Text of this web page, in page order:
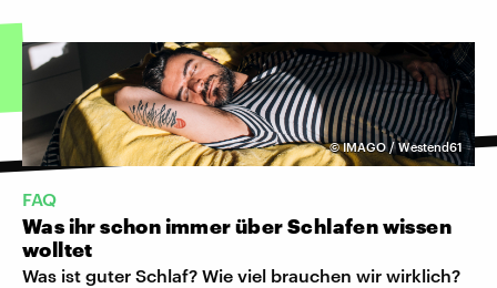
©IMAGO / Westend61
FAQ
Was ihr schon immer über Schlafen wissen
wolltet
Was ist guter Schlaf? Wie viel brauchen wir wirklich?